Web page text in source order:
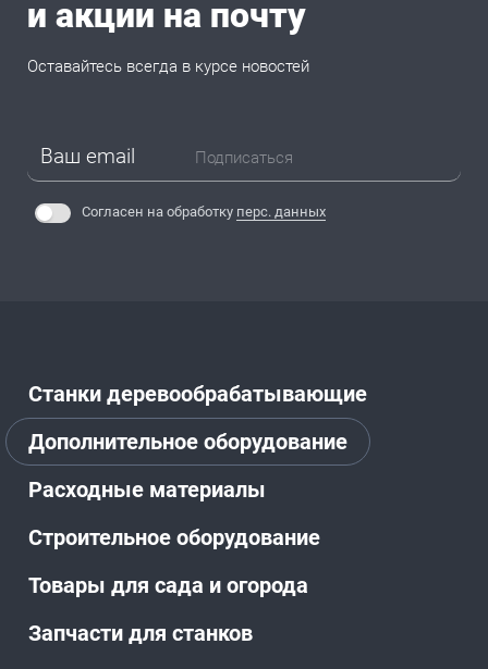
Станки деревообрабатывающие
Дополнительное оборудование
Расходные материалы
Строительное оборудование
Товары для сада и огорода
Запчасти для станков
и акции на почту
Оставайтесь всегда в курсе новостей
Подписаться
Согласен на обработку перс. данных